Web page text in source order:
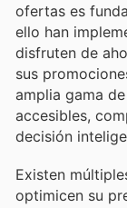
ofertas es
ello han
disfruten de
sus
amplia gama
accesibles,
decisión
Existen
optimicen su